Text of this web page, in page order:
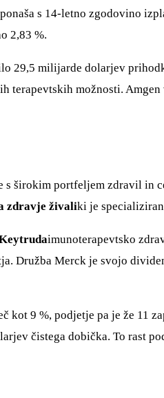
s 14-letno zgodovino
2,83 %.
29,5 milijarde dolarjev
terapevtskih možnosti.
s širokim portfeljem zdravil
zdravje živaliki je
imunoterapevtsko
Družba Merck je svojo
kot 9 %, podjetje pa je že
čistega dobička. To rast